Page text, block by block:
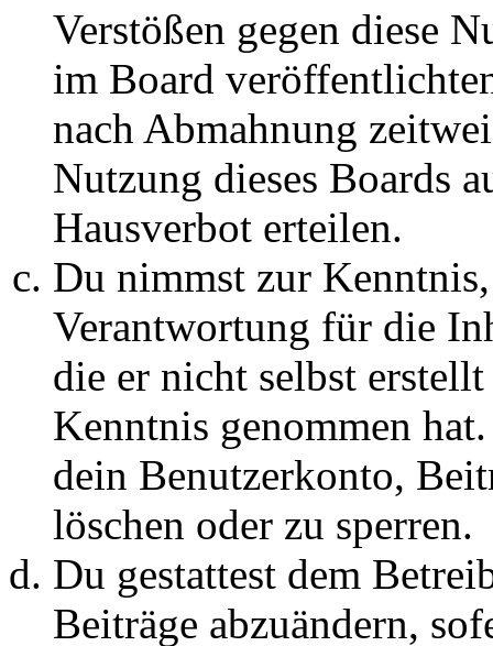
Verstößen gegen diese
im Board
nach Abmahnung
Nutzung dieses Boards
Hausverbot erteilen.
Du nimmst zur
Verantwortung für die
die er nicht selbst
Kenntnis genommen
dein Benutzerkonto,
löschen oder zu sperren.
Du gestattest dem
Beiträge abzuändern,